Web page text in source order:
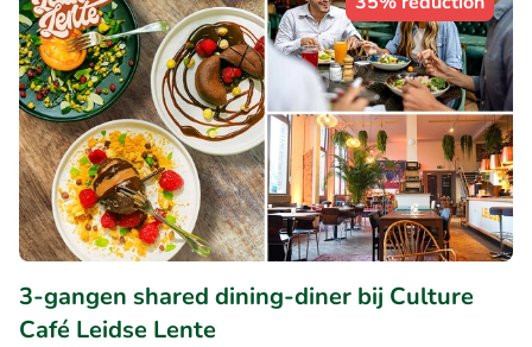
3-gangen shared dining-diner bij Culture
Café Leidse Lente